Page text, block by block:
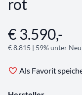
rot
€ 3.590,-
€ 8.815 | 59% unter
Als Favorit